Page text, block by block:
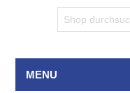
MENU